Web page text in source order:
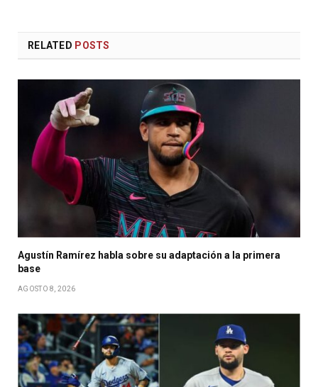
RELATED POSTS
Agustín Ramírez habla sobre su adaptación a la primera
base
AGOSTO 8, 2026